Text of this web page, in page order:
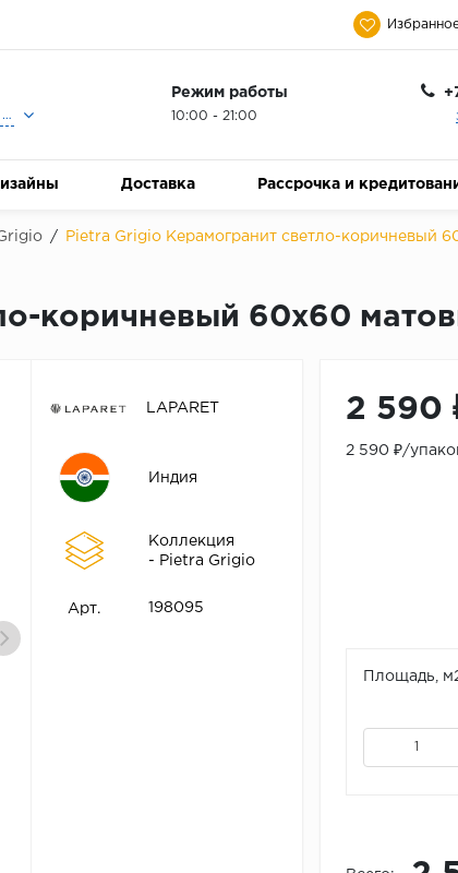
Москва, Ленинградское шоссе дом 25, Торговый Центр Family Room, 2-ой этаж, Магазин Керамический Бум.
Режим работы
10:00 - 21:00
Доставка Рассрочка и
/ Pietra Grigio Керамогранит светло-коричневый
коричневый 60х60
LAPARET
Индия
Коллекция
- Pietra Grigio
Арт. 198095
2 590
2 590 ₽/
Площадь,